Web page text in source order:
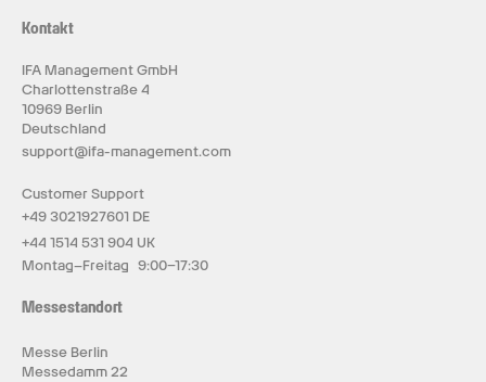
Kontakt
IFA Management GmbH
Charlottenstraße 4
10969 Berlin
Deutschland
support@ifa-management.com
Customer Support
+49 3021927601 DE
+44 1514 531 904 UK
Montag–Freitag 9:00–17:30
Messestandort
Messe Berlin
Messedamm 22